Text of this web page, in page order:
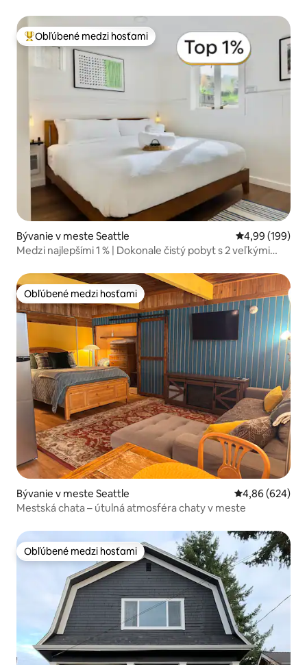
Najobľúbenejšie medzi hosťami
Obľúbené medzi hosťami
Bývanie v meste Seattle Priemerné
4,99 (199)
Medzi najlepšími 1 % | Dokonale čistý pobyt s 2 veľkými
Obľúbené medzi hosťami
Obľúbené medzi hosťami
Bývanie v meste Seattle Priemerné
4,86 (624)
Mestská chata – útulná atmosféra chaty v meste
Obľúbené medzi hosťami
Obľúbené medzi hosťami